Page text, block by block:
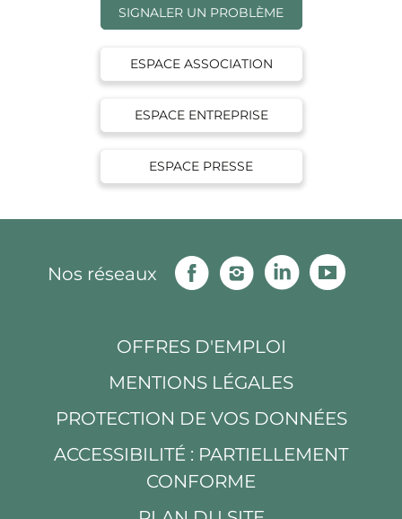
SIGNALER UN PROBLÈME
ESPACE ASSOCIATION
ESPACE ENTREPRISE
ESPACE PRESSE
Nos réseaux
FacebookInstagramLinkedin
OFFRES D'EMPLOI
MENTIONS LÉGALES
PROTECTION DE VOS DONNÉES
ACCESSIBILITÉ : PARTIELLEMENT
CONFORME